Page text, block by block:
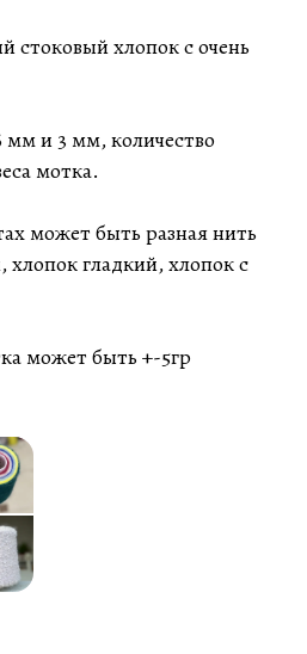
стоковый хлопок с очень
мм и 3 мм, количество
мотка.
может быть разная нить
гладкий, хлопок с
может быть +-5гр